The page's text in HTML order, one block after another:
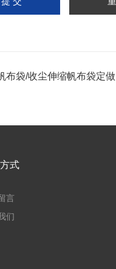
布袋/收尘伸缩帆布袋定做
式
言
们